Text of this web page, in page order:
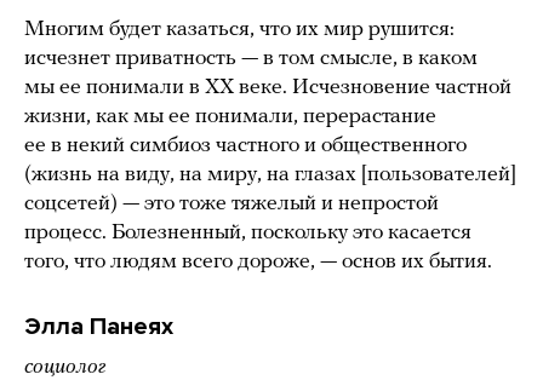
Многим будет казаться, что их мир рушится:
исчезнет приватность — в том смысле, в каком
мы ее понимали в XX веке. Исчезновение частной
жизни, как мы ее понимали, перерастание
ее в некий симбиоз частного и общественного
(жизнь на виду, на миру, на глазах [пользователей]
соцсетей) — это тоже тяжелый и непростой
процесс. Болезненный, поскольку это касается
того, что людям всего дороже, — основ их бытия.
Элла Панеях
социолог